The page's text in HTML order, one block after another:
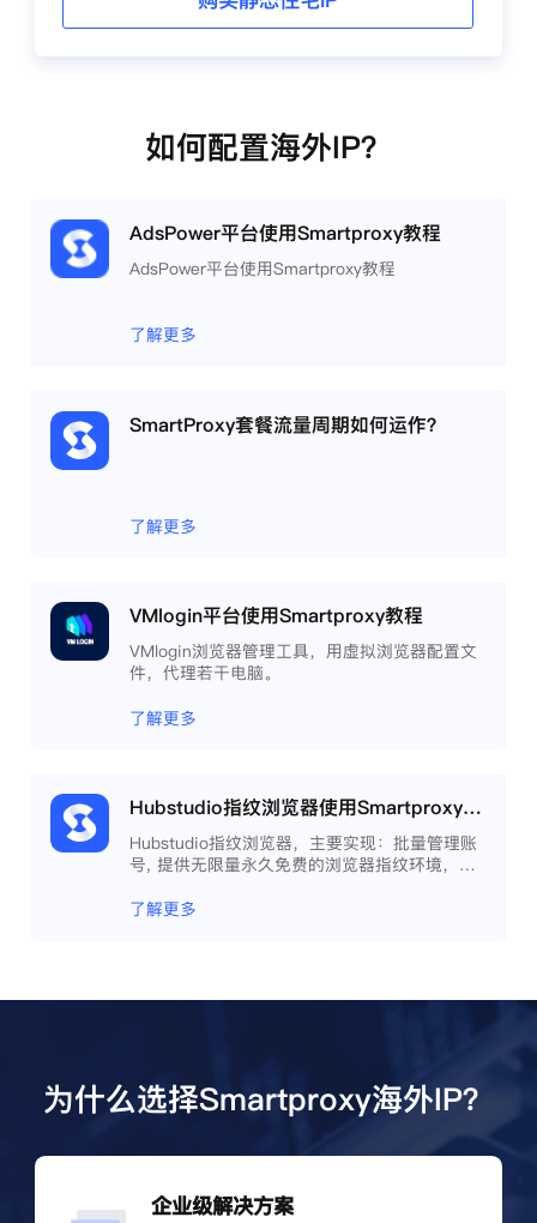
如何配置海外IP？
AdsPower平台使用Smartproxy教程
AdsPower平台使用Smartproxy教程
了解更多
SmartProxy套餐流量周期如何运作？
了解更多
VMlogin平台使用Smartproxy教程
VMlogin浏览器管理工具，用虚拟浏览器配置文
件，代理若干电脑。
了解更多
Hubstudio指纹浏览器使用Smartproxy教程
Hubstudio指纹浏览器，主要实现：批量管理账
号, 提供无限量永久免费的浏览器指纹环境，并
工作效率 。
了解更多
为什么选择Smartproxy海外IP？
企业级解决方案